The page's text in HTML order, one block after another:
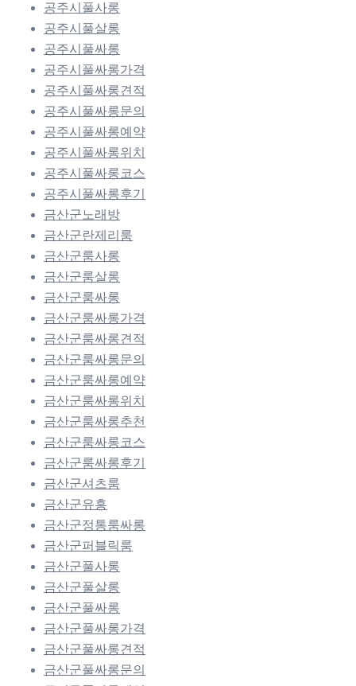
공주시풀사롱
공주시풀살롱
공주시풀싸롱
공주시풀싸롱가격
공주시풀싸롱견적
공주시풀싸롱문의
공주시풀싸롱예약
공주시풀싸롱위치
공주시풀싸롱코스
공주시풀싸롱후기
금산군노래방
금산군란제리룸
금산군룸사롱
금산군룸살롱
금산군룸싸롱
금산군룸싸롱가격
금산군룸싸롱견적
금산군룸싸롱문의
금산군룸싸롱예약
금산군룸싸롱위치
금산군룸싸롱추천
금산군룸싸롱코스
금산군룸싸롱후기
금산군셔츠룸
금산군유흥
금산군정통룸싸롱
금산군퍼블릭룸
금산군풀사롱
금산군풀살롱
금산군풀싸롱
금산군풀싸롱가격
금산군풀싸롱견적
금산군풀싸롱문의